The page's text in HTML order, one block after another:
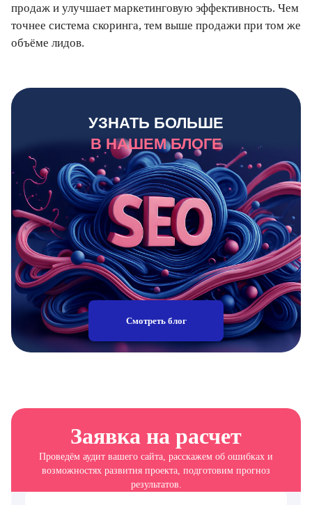
продаж и улучшает маркетинговую эффективность. Чем
точнее система скоринга, тем выше продажи при том же
объёме лидов.
УЗНАТЬ БОЛЬШЕ
В НАШЕМ БЛОГЕ
Смотреть блог
Заявка на расчет
Проведём аудит вашего сайта, расскажем об ошибках и
возможностях развития проекта, подготовим прогноз
результатов.